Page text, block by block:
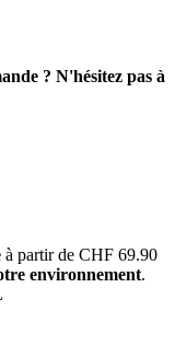
? N'hésitez pas à
à partir de CHF 69.90
environnement.